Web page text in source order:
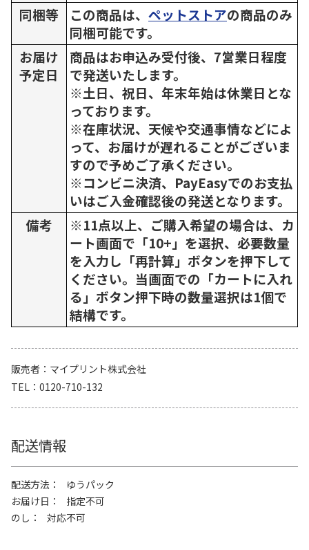
同梱等
この商品は、 ペットストアの商品のみ
同梱可能です。
お届け
予定日
商品はお申込み受付後、7営業日程度
で発送いたします。
※土日、祝日、年末年始は休業日とな
っております。
※在庫状況、天候や交通事情などによ
って、お届けが遅れることがございま
すので予めご了承ください。
※コンビニ決済、PayEasyでのお支払
いはご入金確認後の発送となります。
備考
※11点以上、ご購入希望の場合は、カ
ート画面で「10+」を選択、必要数量
を入力し「再計算」ボタンを押下して
ください。当画面での「カートに入れ
る」ボタン押下時の数量選択は1個で
結構です。
販売者
マイプリント株式会社
TEL
0120-710-132
配送情報
配送方法
ゆうパック
お届け日
指定不可
のし
対応不可